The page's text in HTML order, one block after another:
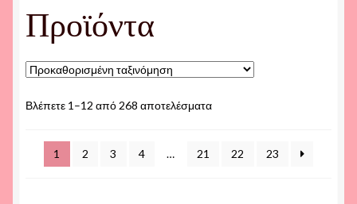
Καλάθι
Οδηγίες Παραγγελίας
Προϊόντα
Προϊόντα
Βλέπετε 1–12 από 268 αποτελέσματα
1 2 3 4 … 21 22 23